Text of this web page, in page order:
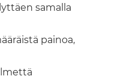
samalla
painoa,